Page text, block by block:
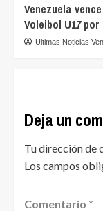
Venezuela
Voleibol U17
Ultimas Noticias
Deja un
Tu dirección de
Los campos
Comentario *